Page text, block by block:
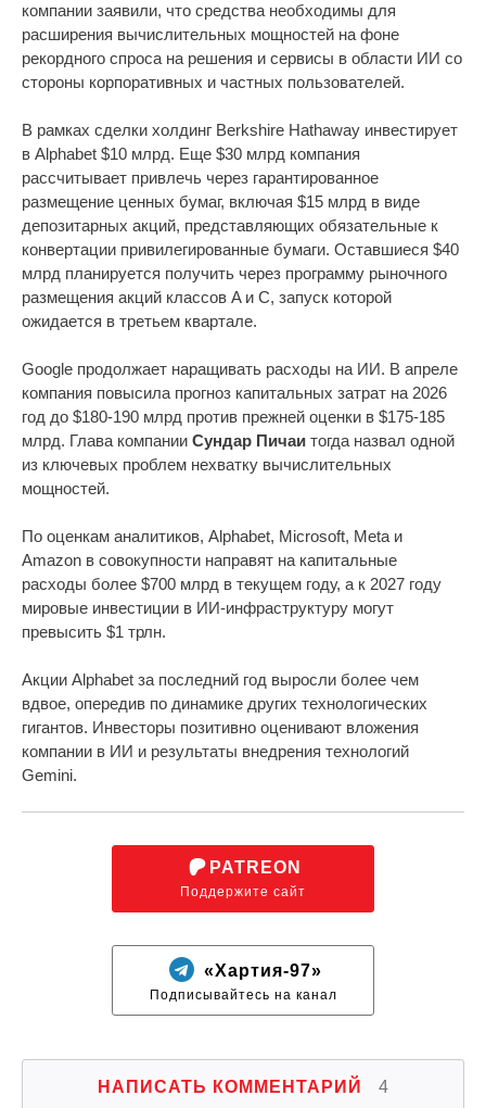
компании заявили, что средства необходимы для
расширения вычислительных мощностей на фоне
рекордного спроса на решения и сервисы в области ИИ со
стороны корпоративных и частных пользователей.
В рамках сделки холдинг Berkshire Hathaway инвестирует
в Alphabet $10 млрд. Еще $30 млрд компания
рассчитывает привлечь через гарантированное
размещение ценных бумаг, включая $15 млрд в виде
депозитарных акций, представляющих обязательные к
конвертации привилегированные бумаги. Оставшиеся $40
млрд планируется получить через программу рыночного
размещения акций классов A и C, запуск которой
ожидается в третьем квартале.
Google продолжает наращивать расходы на ИИ. В апреле
компания повысила прогноз капитальных затрат на 2026
год до $180-190 млрд против прежней оценки в $175-185
млрд. Глава компании Сундар Пичаи тогда назвал одной
из ключевых проблем нехватку вычислительных
мощностей.
По оценкам аналитиков, Alphabet, Microsoft, Meta и
Amazon в совокупности направят на капитальные
расходы более $700 млрд в текущем году, а к 2027 году
мировые инвестиции в ИИ-инфраструктуру могут
превысить $1 трлн.
Акции Alphabet за последний год выросли более чем
вдвое, опередив по динамике других технологических
гигантов. Инвесторы позитивно оценивают вложения
компании в ИИ и результаты внедрения технологий
Gemini.
PATREON
Поддержите сайт
«Хартия-97»
Подписывайтесь на канал
НАПИСАТЬ КОММЕНТАРИЙ 4